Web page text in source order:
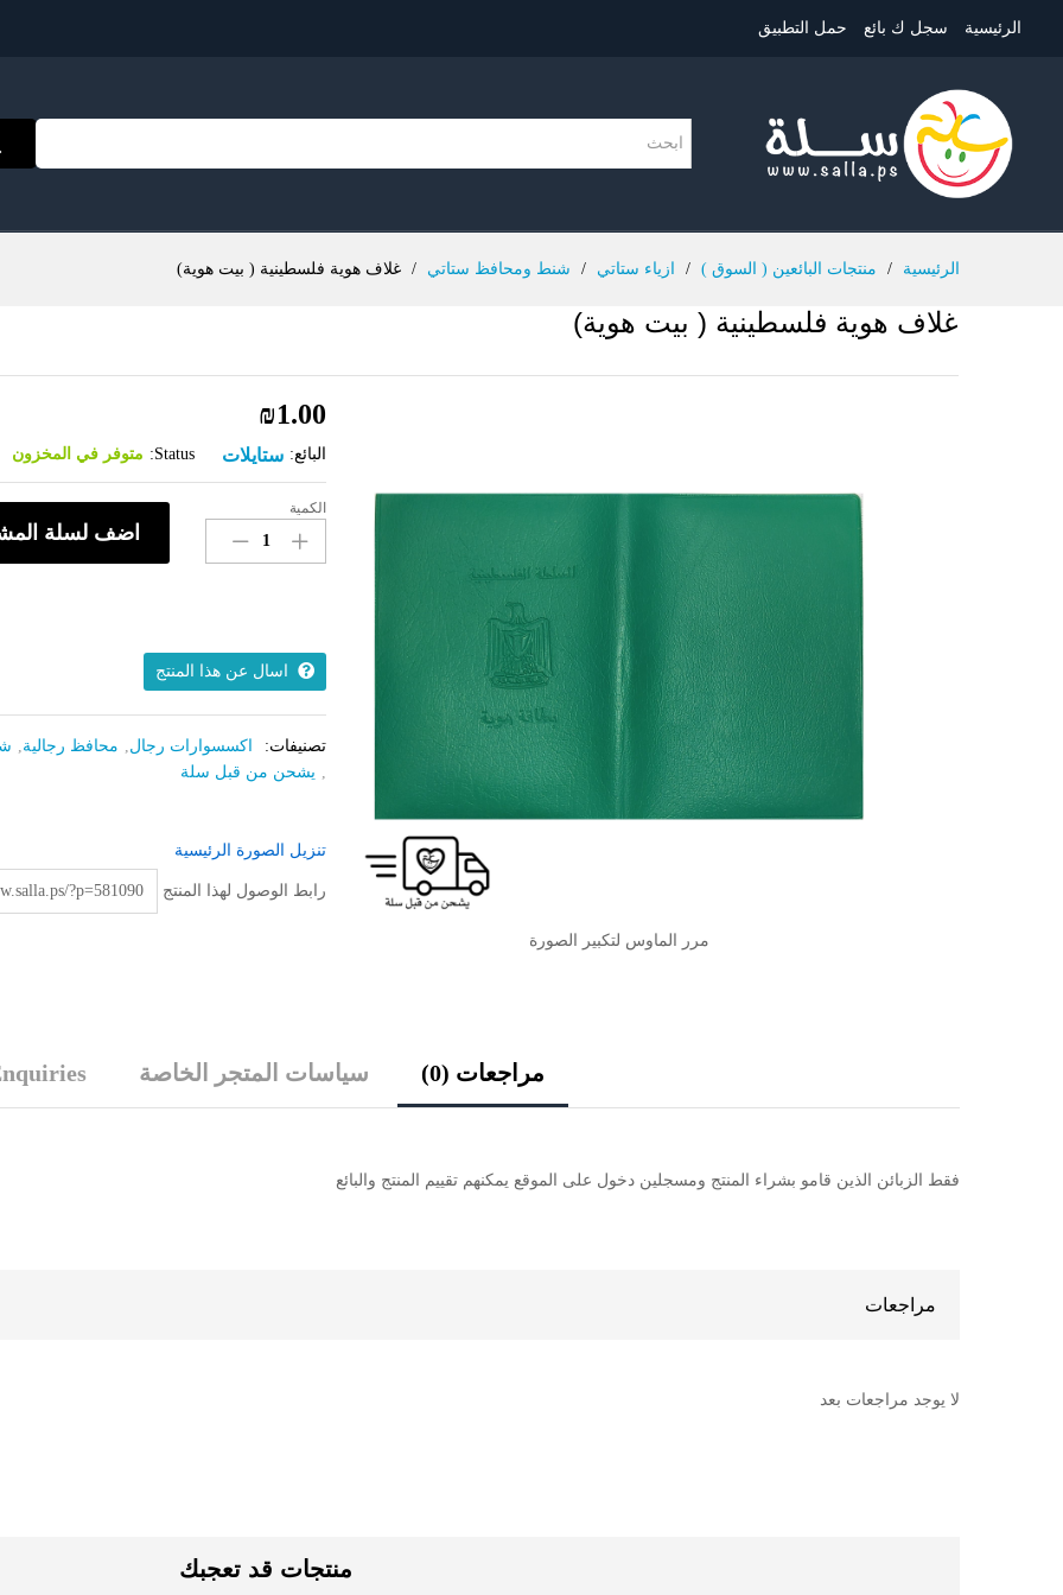
الرئيسية سجل ك بائع حمل التطبيق
الرئيسية / منتجات البائعين ( السوق ) / ازياء ستاتي / شنط ومحافظ ستاتي / غلاف هوية فلسطينية ( بيت هوية)
غلاف هوية فلسطينية ( بيت هوية)
مرر الماوس لتكبير الصورة
₪1.00
البائع: ستايلات Status: متوفر في المخزون
غلاف
هوية
فلسطينية
quantity
الكمية
اضف لسلة
اسال عن هذا المنتج
تصنيفات: اكسسوارات رجال محافظ رجالية
يشحن من قبل سلة
تنزيل الصورة الرئيسية
رابط الوصول لهذا المنتج
مراجعات (0) سياسات المتجر الخاصة
فقط الزبائن الذين قامو بشراء المنتج ومسجلين دخول على الموقع يمكنهم تقييم المنتج والبائع
مراجعات
لا يوجد مراجعات بعد
منتجات قد تعجبك